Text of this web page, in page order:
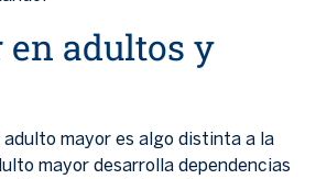
en adultos y
adulto mayor es algo distinta a la
mayor desarrolla dependencias